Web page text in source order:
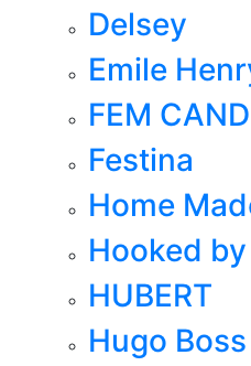
Delsey
Emile
FEM
Festina
Home
Hooked
HUBERT
Hugo Boss